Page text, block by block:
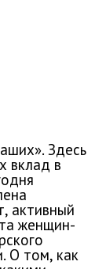
Здесь
вклад в
активный
женщин-
О том, как